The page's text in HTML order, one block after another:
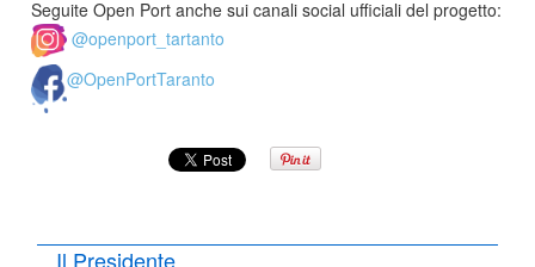
Seguite Open Port anche sui canali social ufficiali del progetto:
@openport_tartanto
@OpenPortTaranto
Il Presidente